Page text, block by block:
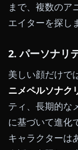
まで、複数のア
エイターを探し
2. パーソナリ
美しい顔だけで
ニメペルソナク
ティ、長期的な
に基づいて進化
キャラクターは